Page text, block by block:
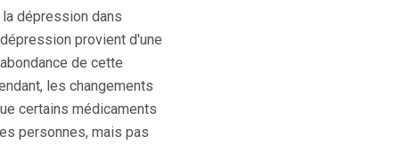
dépression dans
provient d'une
de cette
les changements
certains médicaments
personnes, mais pas